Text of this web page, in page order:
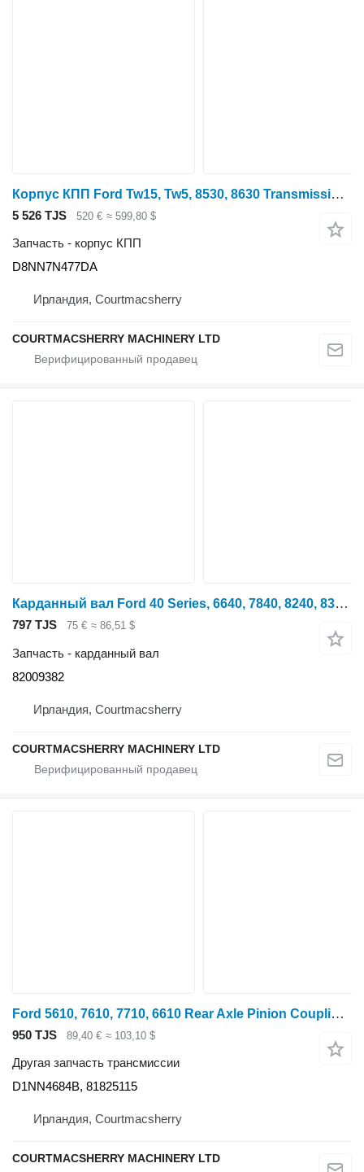
Корпус КПП Ford Tw15, Tw5, 8530, 8630 Transmission Gearbox Housing , D8NN7N477DA для трактора колесного
5 526 TJS 520 € ≈ 599,80 $
Запчасть - корпус КПП
D8NN7N477DA
Ирландия, Courtmacsherry
COURTMACSHERRY MACHINERY LTD
Карданный вал Ford 40 Series, 6640, 7840, 8240, 8340 Steering Column Shaft 82009382 для трактора колесного
797 TJS 75 € ≈ 86,51 $
Запчасть - карданный вал
82009382
Ирландия, Courtmacsherry
COURTMACSHERRY MACHINERY LTD
Ford 5610, 7610, 7710, 6610 Rear Axle Pinion Coupling D1nn4684b D1NN4684B для трактора колесного
950 TJS 89,40 € ≈ 103,10 $
Другая запчасть трансмиссии
D1NN4684B, 81825115
Ирландия, Courtmacsherry
COURTMACSHERRY MACHINERY LTD